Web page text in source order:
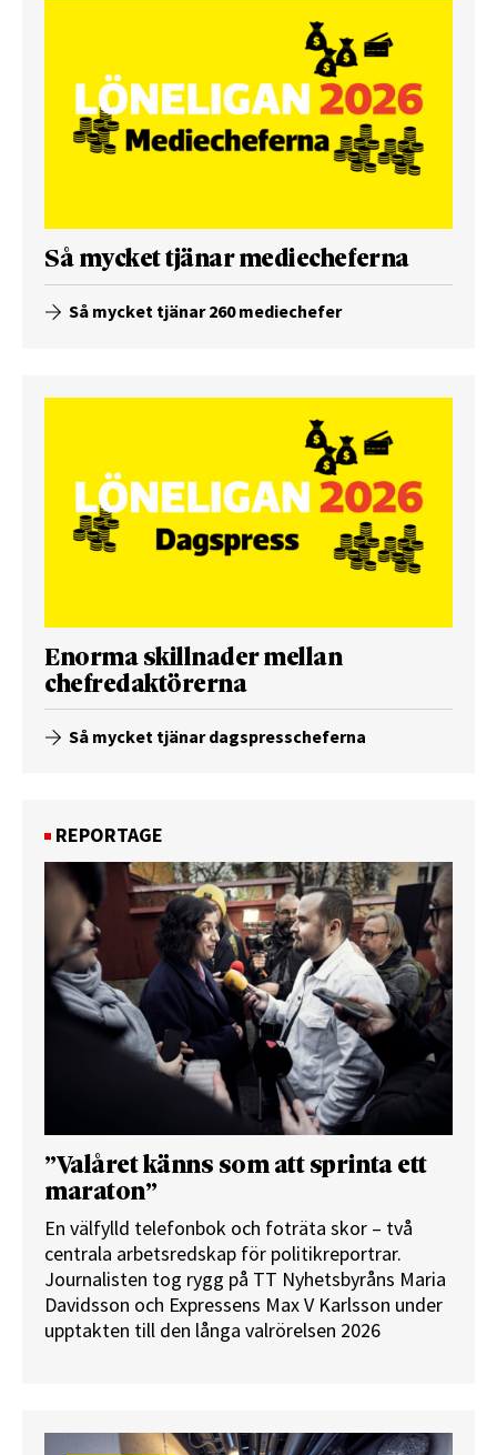
Så mycket tjänar mediecheferna
Så mycket tjänar 260 mediechefer
Enorma skillnader mellan
chefredaktörerna
Så mycket tjänar dagspresscheferna
REPORTAGE
”Valåret känns som att sprinta ett
maraton”
En välfylld telefonbok och foträta skor – två
centrala arbetsredskap för politikreportrar.
Journalisten tog rygg på TT Nyhetsbyråns Maria
Davidsson och Expressens Max V Karlsson under
upptakten till den långa valrörelsen 2026